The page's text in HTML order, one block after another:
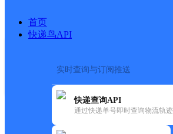
首页
快递鸟API
实时查询与订阅推送
快递查询API
通过快递单号即时查询物流轨迹
快递大全 > 快递网点
快递大全 快运大全